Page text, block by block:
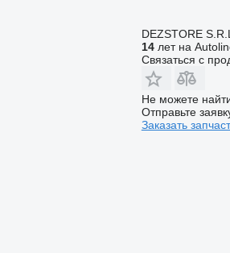
DEZSTORE S.R.L.
14лет на
Связаться с
Не можете
Отправьте
Заказать